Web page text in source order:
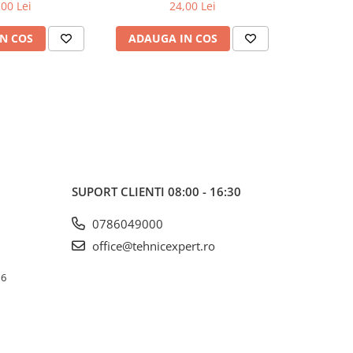
Lei
COS
24,00 Lei
ADAUGA IN COS
SUPORT CLIENTI 08:00 - 16:30
0786049000
office@tehnicexpert.ro